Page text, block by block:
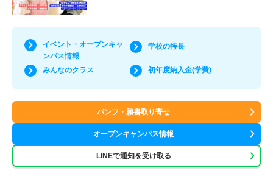
イベント・オープンキャ
ンパス情報
学校の特長
みんなのクラス 初年度納入金(学費)
パンフ・願書取り寄せ
オープンキャンパス情報
LINEで通知を受け取る